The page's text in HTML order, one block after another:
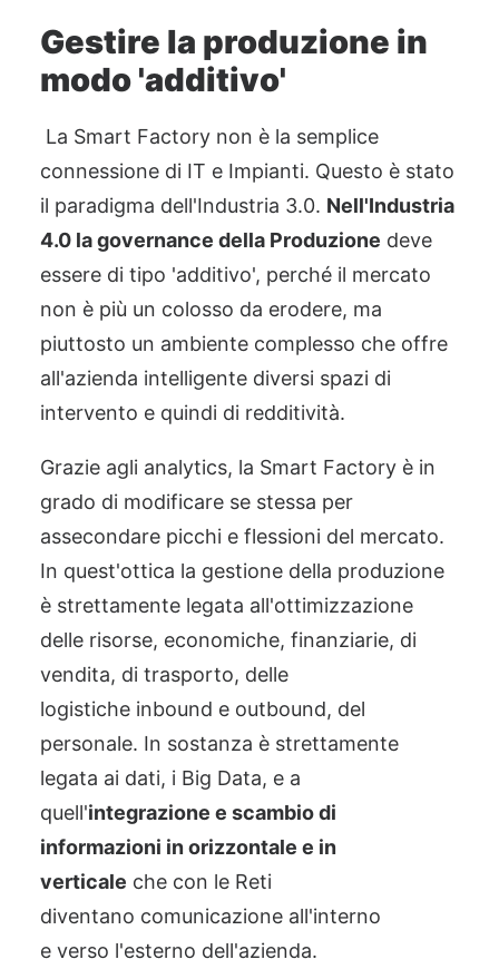
Gestire la produzione in
modo 'additivo'
La Smart Factory non è la semplice
connessione di IT e Impianti. Questo è stato
il paradigma dell'Industria 3.0. Nell'Industria
4.0 lagovernance della Produzione deve
essere di tipo 'additivo', perché il mercato
non è più un colosso da erodere, ma
piuttosto un ambiente complesso che offre
all'azienda intelligente diversi spazi di
intervento e quindi di redditività.
Grazie agli analytics, la Smart Factory è in
grado di modificare se stessa per
assecondare picchi e flessioni del mercato.
In quest'ottica la gestione della produzione
è strettamente legata all'ottimizzazione
delle risorse, economiche, finanziarie, di
vendita, di trasporto, delle
logistiche inbound e outbound, del
personale. In sostanza è strettamente
legata ai dati, i Big Data, e a
quell'integrazione e scambio di
informazioni in orizzontale e in
verticale che con le Reti
diventano comunicazione all'interno
e verso l'esterno dell'azienda.